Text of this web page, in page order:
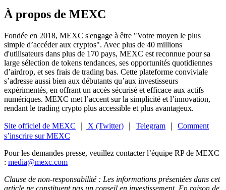
À propos de MEXC
Fondée en 2018, MEXC s'engage à être "Votre moyen le plus
simple d’accéder aux cryptos". Avec plus de 40 millions
d'utilisateurs dans plus de 170 pays, MEXC est reconnue pour sa
large sélection de tokens tendances, ses opportunités quotidiennes
d’airdrop, et ses frais de trading bas. Cette plateforme conviviale
s’adresse aussi bien aux débutants qu’aux investisseurs
expérimentés, en offrant un accès sécurisé et efficace aux actifs
numériques. MEXC met l’accent sur la simplicité et l’innovation,
rendant le trading crypto plus accessible et plus avantageux.
Site officiel de MEXC X (Twitter) Telegram
Comment
s’inscrire sur MEXC
Pour les demandes presse, veuillez contacter l’équipe RP de MEXC
: media@mexc.com
Clause de non-responsabilité : Les informations présentées dans cet